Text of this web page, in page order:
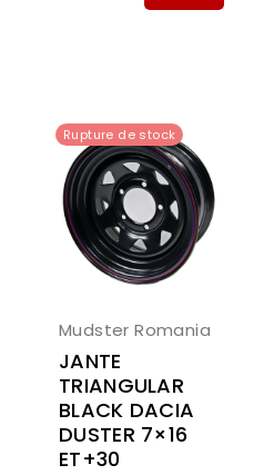
Rupture de stock
Mudster Romania
JANTE
TRIANGULAR
BLACK DACIA
DUSTER 7×16
ET+30